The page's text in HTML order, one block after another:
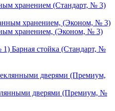
хранением (Стандарт, № 3)
хранением, (Эконом, № 3)
Барная стойка (Стандарт, №
дверями (Премиум, №